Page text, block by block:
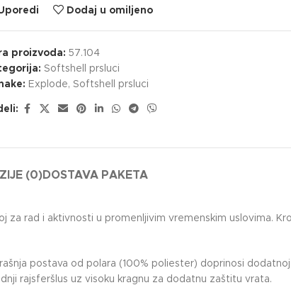
Dodaj u omiljeno
proizvoda: 57.104
Softshell prsluci
Explode, Softshell prsluci
(0)DOSTAVA PAKETA
za rad i aktivnosti u promenljivim vremenskim uslovima.
postava od polara (100% poliester) doprinosi
rajsferšlus uz visoku kragnu za dodatnu zaštitu vrata.